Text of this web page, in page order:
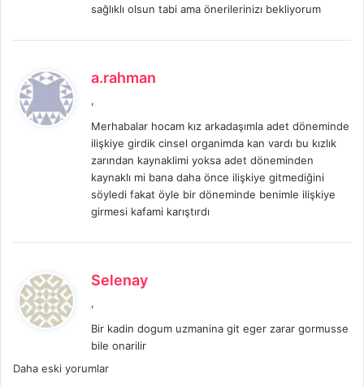
sağlıklı olsun tabi ama önerilerinizı bekliyorum
a.rahman
i
k
,
Merhabalar hocam kız arkadaşımla adet döneminde
ilişkiye girdik cinsel organimda kan vardı bu kızlık
zarından kaynaklimi yoksa adet döneminden
kaynaklı mi bana daha önce ilişkiye gitmediğini
söyledi fakat öyle bir döneminde benimle ilişkiye
girmesi kafami karıştırdı
Selenay
i
,
Bir kadin dogum uzmanina git eger zarar gormusse
bile onarilir
Yorum
Daha eski yorumlar